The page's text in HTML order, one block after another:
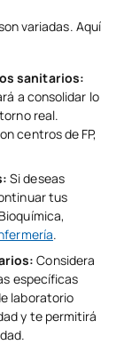
variadas. Aquí
sanitarios:
a consolidar lo
real.
centros de FP,
Si deseas
tus
.
Considera
específicas
laboratorio
y te permitirá